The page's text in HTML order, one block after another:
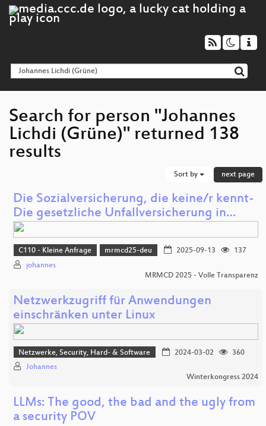
Search for person "Johannes
Lichdi (Grüne)" returned 138
results
Sort by next page
Die Sozialversicherung, die keine/r kennt-
Die gesetzliche Unfallversicherung in…
C110 - Kleine Anfrage mrmcd25-deu 2025-09-13
137
johannes
MRMCD 2025 - Volle Transparenz
Netzwerkzugriff für Anwendungen
einschränken unter Linux
Netzwerke, Security, Hard- & Software 2024-03-02
360
Johannes
Winterkongress 2024
LLMs: The good, the bad and the ugly from
a security POV